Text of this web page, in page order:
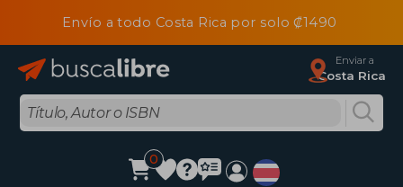
Envío a todo Costa Rica por solo ₡1490
Enviar a
Costa Rica
0